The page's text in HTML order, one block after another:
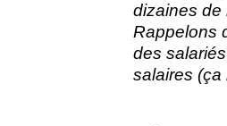
dizaines de
Rappelons
des
salaires